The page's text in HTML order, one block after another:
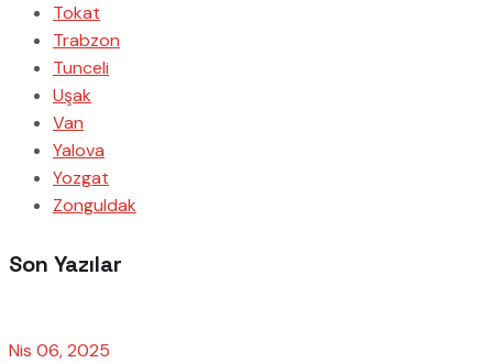
Tokat
Trabzon
Tunceli
Uşak
Van
Yalova
Yozgat
Zonguldak
Son Yazılar
Nis 06, 2025